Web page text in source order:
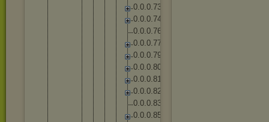
0.0.0.73
0.0.0.74
0.0.0.76
0.0.0.77
0.0.0.79
0.0.0.80
0.0.0.81
0.0.0.82
0.0.0.83
0.0.0.85